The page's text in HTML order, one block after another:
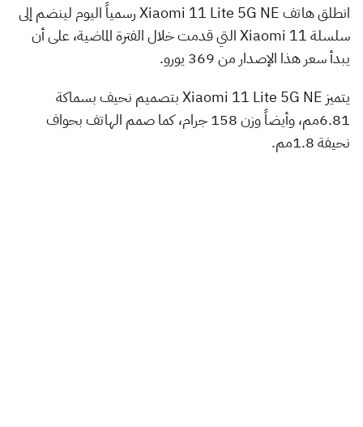
انطلق هاتف Xiaomi 11 Lite 5G NE رسمياً اليوم لينضم إلى
سلسلة Xiaomi 11 التي قدمت خلال الفترة الماضية، على أن
يبدأ سعر هذا الإصدار من 369 يورو.
يتميز Xiaomi 11 Lite 5G NE بتصميم نحيف بسماكة
6.81مم، وأيضاً وزن 158 جرام، كما صمم الهاتف بحواف
نحيفة 1.8مم.